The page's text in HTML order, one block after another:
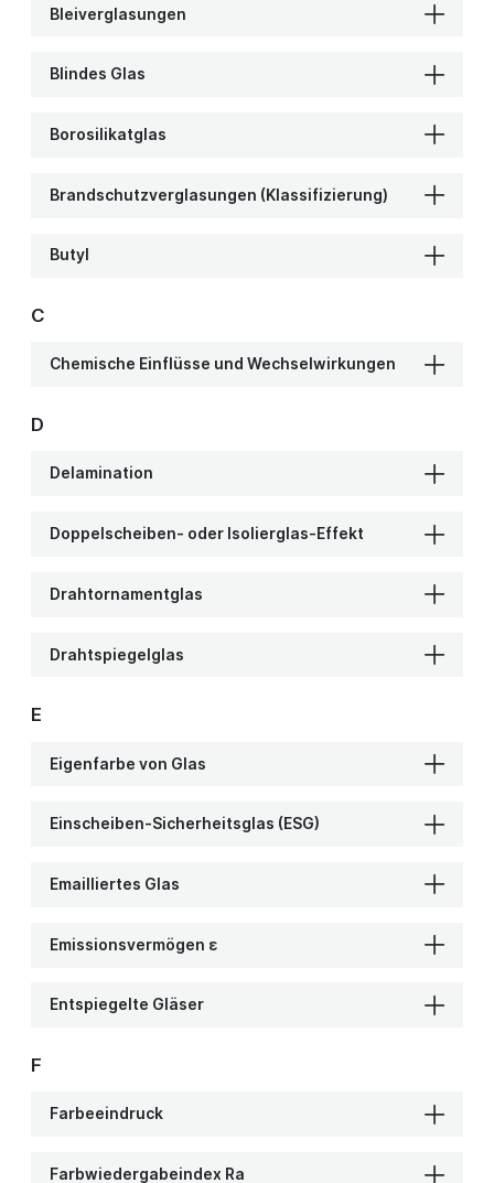
Bleiverglasungen
Blindes Glas
Borosilikatglas
Brandschutzverglasungen (Klassifizierung)
Butyl
C
Chemische Einflüsse und Wechselwirkungen
D
Delamination
Doppelscheiben- oder Isolierglas-Effekt
Drahtornamentglas
Drahtspiegelglas
E
Eigenfarbe von Glas
Einscheiben-Sicherheitsglas (ESG)
Emailliertes Glas
Emissionsvermögen ε
Entspiegelte Gläser
F
Farbeeindruck
Farbwiedergabeindex Ra